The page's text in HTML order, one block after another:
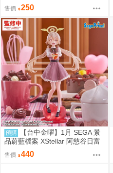
售價 250
預購
【台中金曜】1月 SEGA 景
品蔚藍檔案 XStellar 阿慈谷日富
美 Happy Valentine 0901
售價 440